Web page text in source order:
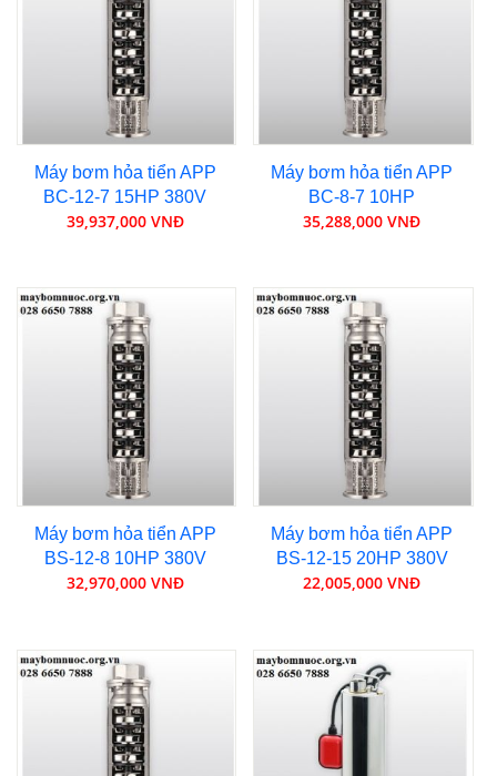
Máy bơm hỏa tiển APP
BC-12-7 15HP 380V
39,937,000 VNĐ
Máy bơm hỏa tiển APP
BC-8-7 10HP
35,288,000 VNĐ
Máy bơm hỏa tiển APP
BS-12-8 10HP 380V
32,970,000 VNĐ
Máy bơm hỏa tiển APP
BS-12-15 20HP 380V
22,005,000 VNĐ